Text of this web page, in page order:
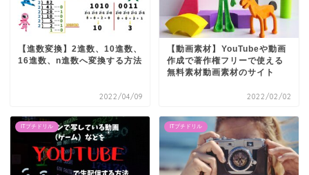
【進数変換】2進数、10進数、
16進数、n進数へ変換する方法
2022/04/09
【動画素材】YouTubeや動画
作成で著作権フリーで使える
無料素材動画素材のサイト
2022/02/02
ITプチドリル ITプチドリル